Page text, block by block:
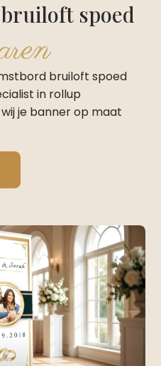
spoed
bruiloft spoed
in rollup
je banner op maat